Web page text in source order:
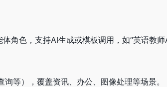
角色，支持AI生成或模板调用，如“英语教
等），覆盖资讯、办公、图像处理等场景。